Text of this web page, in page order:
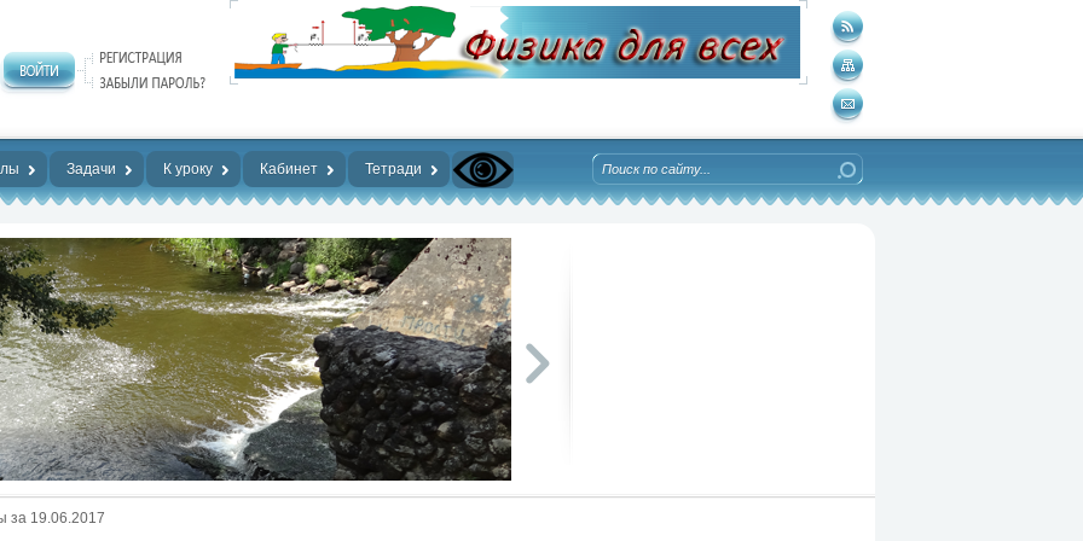
Задачи К уроку Кабинет Тетради
за 19.06.2017